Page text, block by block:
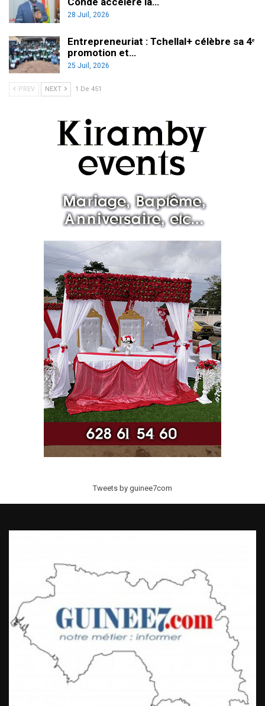
28 Juil, 2026
Entrepreneuriat : Tchellal+ célèbre sa 4ᵉ
promotion et…
25 Juil, 2026
PREV NEXT 1 De 451
Tweets by guinee7com